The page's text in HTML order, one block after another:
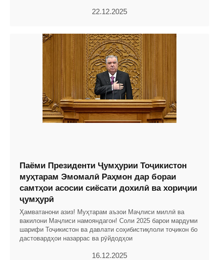
22.12.2025
Паёми Президенти Ҷумҳурии Тоҷикистон
муҳтарам Эмомалӣ Раҳмон дар бораи
самтҳои асосии сиёсати дохилӣ ва хориҷии
ҷумҳурӣ
Ҳамватанони азиз! Муҳтарам аъзои Маҷлиси миллӣ ва
вакилони Маҷлиси намояндагон! Соли 2025 барои мардуми
шарифи Тоҷикистон ва давлати соҳибистиқлоли тоҷикон бо
дастовардҳои назаррас ва рӯйдодҳои
16.12.2025